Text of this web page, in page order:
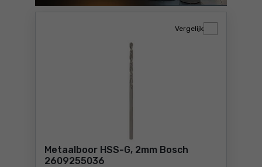
Metaalboor HSS-G, 2mm Bosch
2609255036
Vergelijk